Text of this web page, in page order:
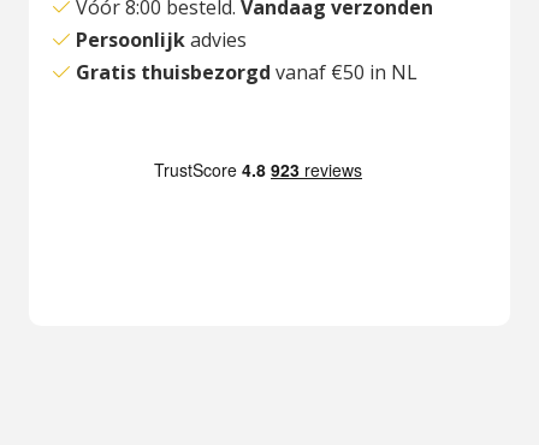
Vóór 8:00 besteld. Vandaag verzonden
Persoonlijkadvies
Gratis thuisbezorgd vanaf €50 in NL